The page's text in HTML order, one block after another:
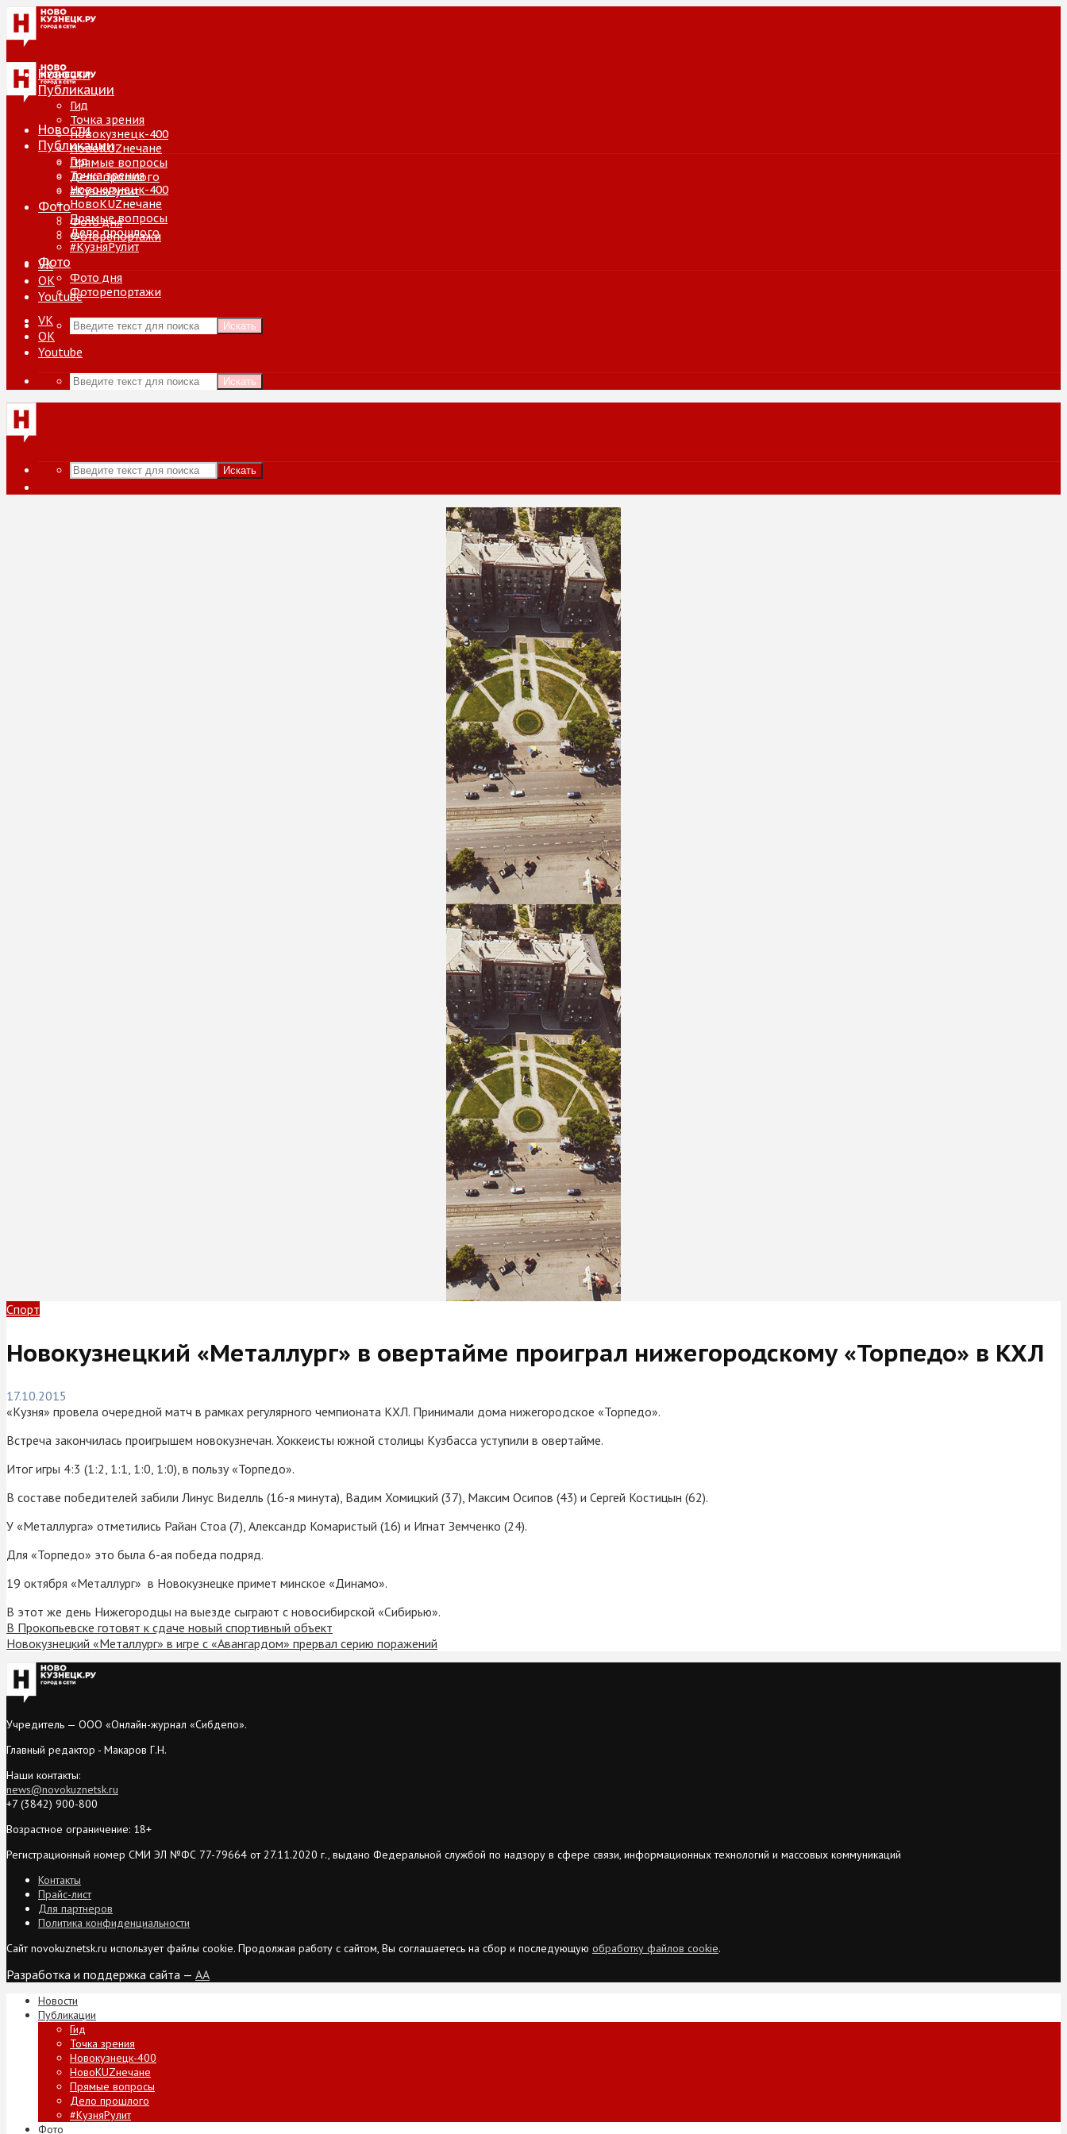
Новости
Публикации
Гид
Точка зрения
Новокузнецк-400
НовоKUZнечане
Прямые вопросы
Дело прошлого
#КузняРулит
Фото
Фото дня
Фоторепортажи
VK
ОК
Youtube
Искать
Новости
Публикации
Гид
Точка зрения
Новокузнецк-400
НовоKUZнечане
Прямые вопросы
Дело прошлого
#КузняРулит
Фото
Фото дня
Фоторепортажи
VK
ОК
Youtube
Искать
Искать
Спорт
Новокузнецкий «Металлург» в овертайме проиграл нижегородскому «Торпедо» в КХЛ
17.10.2015
«Кузня» провела очередной матч в рамках регулярного чемпионата КХЛ. Принимали дома нижегородское «Торпедо».
Встреча закончилась проигрышем новокузнечан. Хоккеисты южной столицы Кузбасса уступили в овертайме.
Итог игры 4:3 (1:2, 1:1, 1:0, 1:0), в пользу «Торпедо».
В составе победителей забили Линус Виделль (16-я минута), Вадим Хомицкий (37), Максим Осипов (43) и Сергей Костицын (62).
У «Металлурга» отметились Райан Стоа (7), Александр Комаристый (16) и Игнат Земченко (24).
Для «Торпедо» это была 6-ая победа подряд.
19 октября «Металлург» в Новокузнецке примет минское «Динамо».
В этот же день Нижегородцы на выезде сыграют с новосибирской «Сибирью».
В Прокопьевске готовят к сдаче новый спортивный объект
Новокузнецкий «Металлург» в игре с «Авангардом» прервал серию поражений
Учредитель — ООО «Онлайн-журнал «Сибдепо».
Главный редактор - Макаров Г.Н.
Наши контакты:
news@novokuznetsk.ru
+7 (3842) 900-800
Возрастное ограничение: 18+
Регистрационный номер СМИ ЭЛ №ФС 77-79664 от 27.11.2020 г., выдано Федеральной службой по надзору в сфере связи, информационных технологий и массовых коммуникаций
Контакты
Прайс-лист
Для партнеров
Политика конфиденциальности
Сайт novokuznetsk.ru использует файлы cookie. Продолжая работу с сайтом, Вы соглашаетесь на сбор и последующую обработку файлов cookie.
Разработка и поддержка сайта — AA
Новости
Публикации
Гид
Точка зрения
Новокузнецк-400
НовоKUZнечане
Прямые вопросы
Дело прошлого
#КузняРулит
Фото